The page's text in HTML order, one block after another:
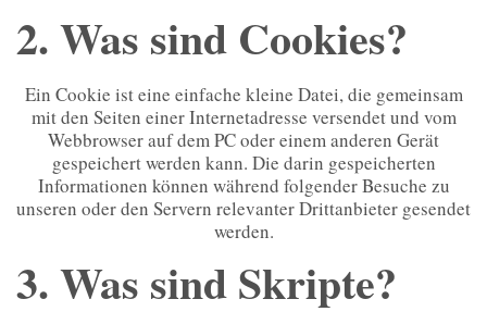
2. Was sind Cookies?
Ein Cookie ist eine einfache kleine Datei, die gemeinsam
mit den Seiten einer Internetadresse versendet und vom
Webbrowser auf dem PC oder einem anderen Gerät
gespeichert werden kann. Die darin gespeicherten
Informationen können während folgender Besuche zu
unseren oder den Servern relevanter Drittanbieter gesendet
werden.
3. Was sind Skripte?